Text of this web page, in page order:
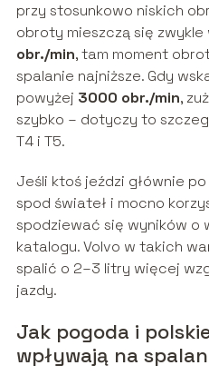
przy stosunkowo niskich
obroty mieszczą się zwykle
obr./min, tam moment
spalanie najniższe. Gdy
powyżej 3000 obr./min,
szybko – dotyczy to
T4 i T5.
Jeśli ktoś jeździ głównie
spod świateł i mocno
spodziewać się wyników o
katalogu. Volvo w takich
spalić o 2–3 litry więcej
jazdy.
Jak pogoda i
wpływają na